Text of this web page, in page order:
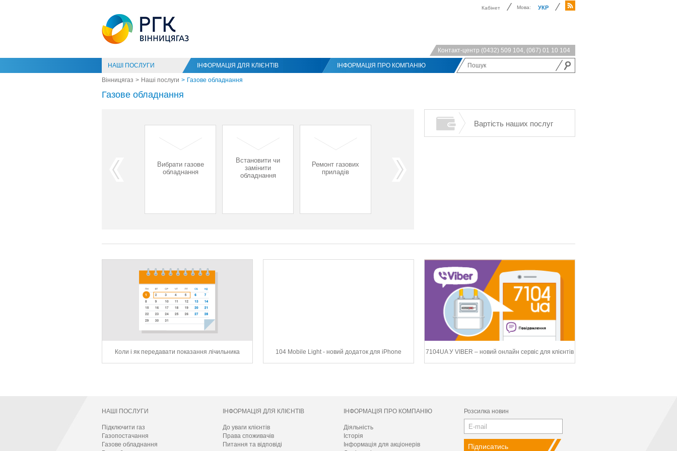
Кабінет Мова: УКР
Контакт-центр (0432) 509 104, (067) 01 10 104
НАШІ ПОСЛУГИ ІНФОРМАЦІЯ ДЛЯ КЛІЄНТІВ ІНФОРМАЦІЯ ПРО КОМПАНІЮ
Вінницягаз Наші послуги Газове обладнання
Газове обладнання
лічильника
Вибрати газове
обладнання
Встановити чи
замінити
обладнання
Ремонт газових
приладів
Встановити
лічильник газу
Вартість наших послуг
Коли і як передавати показання лічильника 104 Mobile Light - новий додаток для iPhone 7104UA У VIBER – новий онлайн сервіс для клієнтів
НАШІ ПОСЛУГИ
Підключити газ
Газопостачання
Газове обладнання
ІНФОРМАЦІЯ ДЛЯ КЛІЄНТІВ
До уваги клієнтів
Права споживачів
Питання та відповіді
ІНФОРМАЦІЯ ПРО КОМПАНІЮ
Діяльність
Історія
Інформація для акціонерів
Розсилка новин